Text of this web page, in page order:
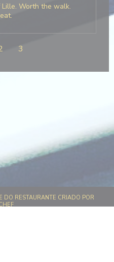
Worth the walk.
3
RESTAURANTE CRIADO POR
((ABRE NUMA NOVA JANELA))